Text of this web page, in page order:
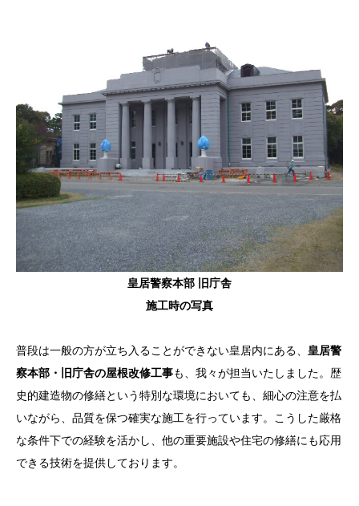
皇居警察本部 旧庁舎
施工時の写真
普段は一般の方が立ち入ることができない皇居内にある、 皇居警
察本部・旧庁舎の屋根改修工事も、我々が担当いたしました。歴
史的建造物の修繕という特別な環境においても、細心の注意を払
いながら、品質を保つ確実な施工を行っています。こうした厳格
な条件下での経験を活かし、他の重要施設や住宅の修繕にも応用
できる技術を提供しております。